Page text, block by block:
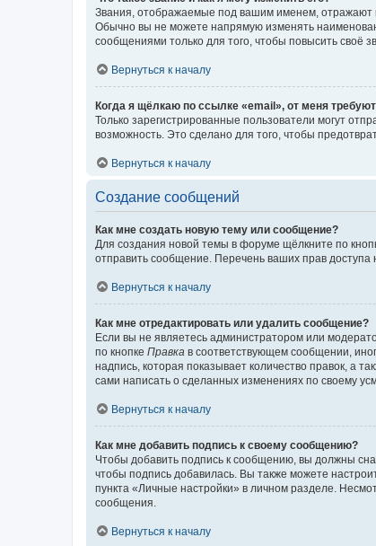
Звания, отображаемые под вашим именем, отражают
Обычно вы не можете напрямую изменять
сообщениями только для того, чтобы повысить своё
Вернуться к началу
Когда я щёлкаю по ссылке «email», от меня
Только зарегистрированные пользователи могут
возможность. Это сделано для того, чтобы
Вернуться к началу
Создание сообщений
Как мне создать новую тему или сообщение?
Для создания новой темы в форуме щёлкните по
отправить сообщение. Перечень ваших прав
Вернуться к началу
Как мне отредактировать или удалить сообщение?
Если вы не являетесь администратором или
по кнопке Правка в соответствующем сообщении,
надпись, которая показывает количество правок, а
сами написать о сделанных изменениях по своему
Вернуться к началу
Как мне добавить подпись к своему сообщению?
Чтобы добавить подпись к сообщению, вы должны
чтобы подпись добавилась. Вы также можете
пункта «Личные настройки» в личном разделе.
сообщения.
Вернуться к началу